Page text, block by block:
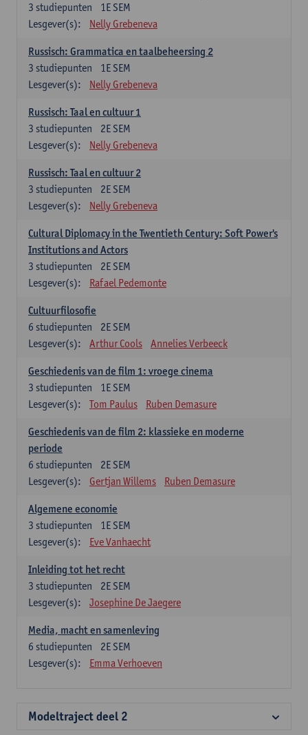
1E SEM
3 studiepunten
Lesgever(s):
Nelly Grebeneva
Russisch: Grammatica en taalbeheersing 2
1E SEM
3 studiepunten
Lesgever(s):
Nelly Grebeneva
Russisch: Taal en cultuur 1
2E SEM
3 studiepunten
Lesgever(s):
Nelly Grebeneva
Russisch: Taal en cultuur 2
2E SEM
3 studiepunten
Lesgever(s):
Nelly Grebeneva
Cultural Diplomacy in the Twentieth Century: Soft Power's
Institutions and Actors
2E SEM
3 studiepunten
Lesgever(s):
Rafael Pedemonte
Cultuurfilosofie
2E SEM
6 studiepunten
Lesgever(s):
Arthur Cools Annelies Verbeeck
Geschiedenis van de film 1: vroege cinema
1E SEM
3 studiepunten
Lesgever(s):
Tom Paulus Ruben Demasure
Geschiedenis van de film 2: klassieke en moderne
periode
2E SEM
6 studiepunten
Lesgever(s):
Gertjan Willems Ruben Demasure
Algemene economie
1E SEM
3 studiepunten
Lesgever(s):
Eve Vanhaecht
Inleiding tot het recht
2E SEM
3 studiepunten
Lesgever(s):
Josephine De Jaegere
Media, macht en samenleving
2E SEM
6 studiepunten
Lesgever(s):
Emma Verhoeven
Modeltraject deel 2